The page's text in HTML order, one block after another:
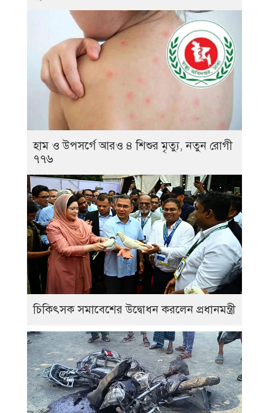
হাম ও উপসর্গে আরও ৪ শিশুর মৃত্যু, নতুন রোগী
৭৭৬
চিকিৎসক সমাবেশের উদ্বোধন করলেন প্রধানমন্ত্রী